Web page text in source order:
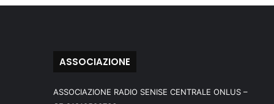
ASSOCIAZIONE
ASSOCIAZIONE RADIO SENISE CENTRALE ONLUS –